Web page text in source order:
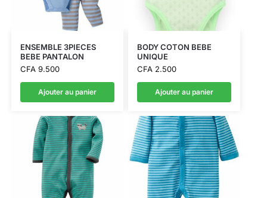
ENSEMBLE 3PIECES
BEBE PANTALON
CFA9.500
Ajouter au panier
BODY COTON BEBE
UNIQUE
CFA2.500
Ajouter au panier